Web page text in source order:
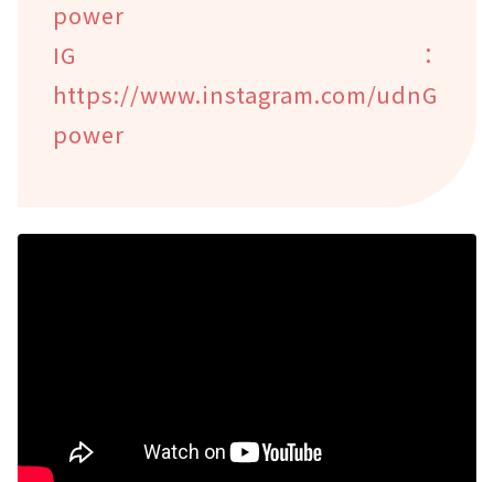
power
IG：
https://www.instagram.com/udnG
power